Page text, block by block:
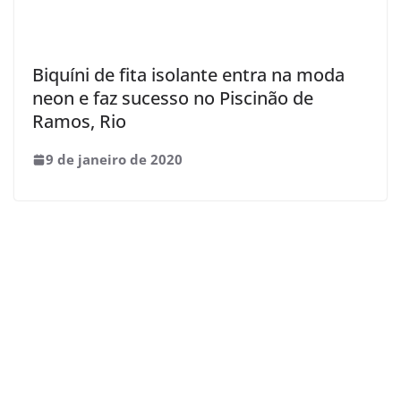
Biquíni de fita isolante entra na moda
neon e faz sucesso no Piscinão de
Ramos, Rio
9 de janeiro de 2020